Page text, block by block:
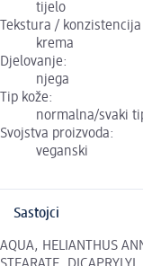
tijelo
Tekstura /
krema
Djelovanje:
njega
Tip kože:
normalna/svaki
Svojstva proizvoda:
veganski
Sastojci
AQUA, HELIANTHUS